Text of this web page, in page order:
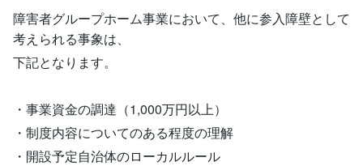
障害者グループホーム事業において、他に参入障壁として
考えられる事象は、
下記となります。
・事業資金の調達（1,000万円以上）
・制度内容についてのある程度の理解
・開設予定自治体のローカルルール